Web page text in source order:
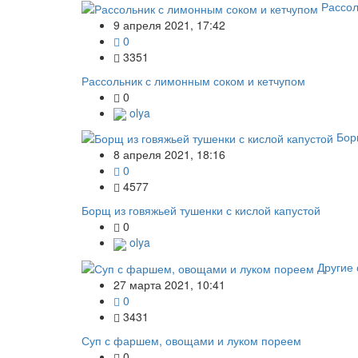
9 апреля 2021, 17:42
0
3351
Рассольник с лимонным соком и кетчупом
0
olya
8 апреля 2021, 18:16
0
4577
Борщ из говяжьей тушенки с кислой капустой
0
olya
Другие
27 марта 2021, 10:41
0
3431
Суп с фаршем, овощами и луком пореем